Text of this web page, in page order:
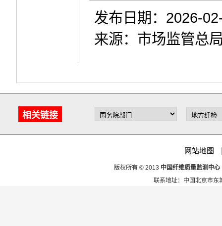
发布日期：2026-
来源：市场监管总
相关链接
网站地图
版权所有 © 2013 中国纤维质量监测中心
联系地址：中国北京市东